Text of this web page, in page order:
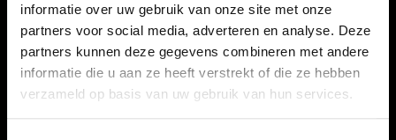
informatie over uw gebruik van onze site met onze
partners voor social media, adverteren en analyse. Deze
partners kunnen deze gegevens combineren met andere
informatie die u aan ze heeft verstrekt of die ze hebben
verzameld op basis van uw gebruik van hun services.
1
BMW occasion Nijmegen
Verkoop
Auto onderhoud